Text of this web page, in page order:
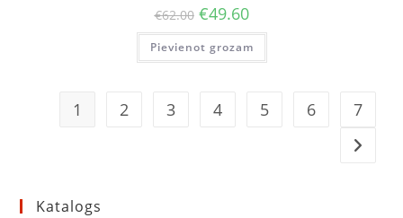
€62.00 Original
price
was:
€62.00.
€49.60Current
price
is:
€49.60.
Pievienot grozam
1 2 3 4 5 6 7
Katalogs